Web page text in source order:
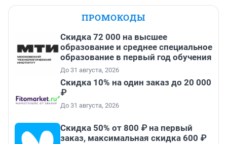
ПРОМОКОДЫ
Скидка 72 000 на высшее
образование и среднее специальное
образование в первый год обучения
До 31 августа, 2026
Скидка 10% на один заказ до 20 000
₽
До 31 августа, 2026
Скидка 50% от 800 ₽ на первый
заказ, максимальная скидка 600 ₽